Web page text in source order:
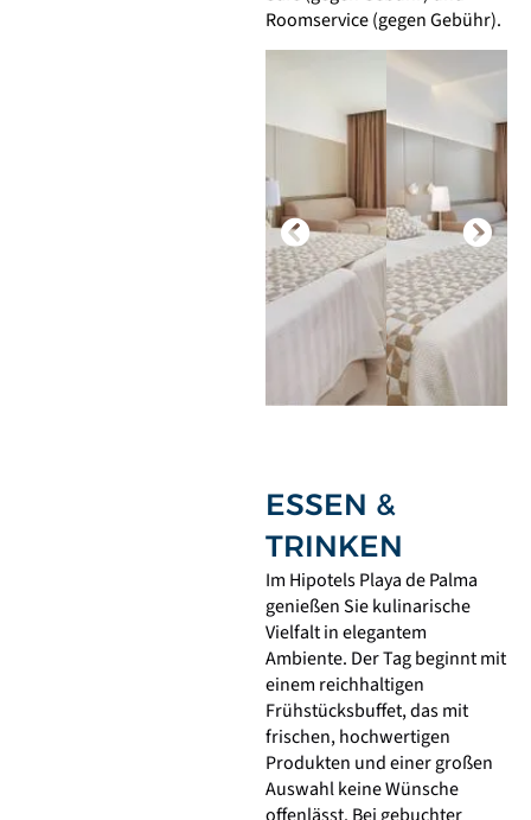
Roomservice (gegen Gebühr).
ESSEN &
TRINKEN
Im Hipotels Playa de Palma
genießen Sie kulinarische
Vielfalt in elegantem
Ambiente. Der Tag beginnt mit
einem reichhaltigen
Frühstücksbuffet, das mit
frischen, hochwertigen
Produkten und einer großen
Auswahl keine Wünsche